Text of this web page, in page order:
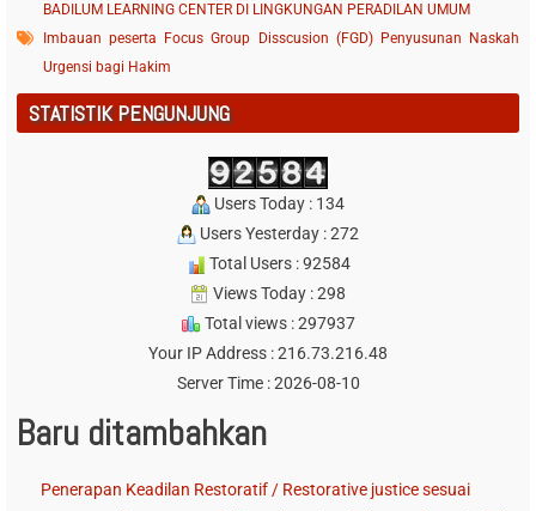
BADILUM LEARNING CENTER DI LINGKUNGAN PERADILAN UMUM
Imbauan peserta Focus Group Disscusion (FGD) Penyusunan Naskah
Urgensi bagi Hakim
STATISTIK PENGUNJUNG
Users Today : 134
Users Yesterday : 272
Total Users : 92584
Views Today : 298
Total views : 297937
Your IP Address : 216.73.216.48
Server Time : 2026-08-10
Baru ditambahkan
Penerapan Keadilan Restoratif / Restorative justice sesuai